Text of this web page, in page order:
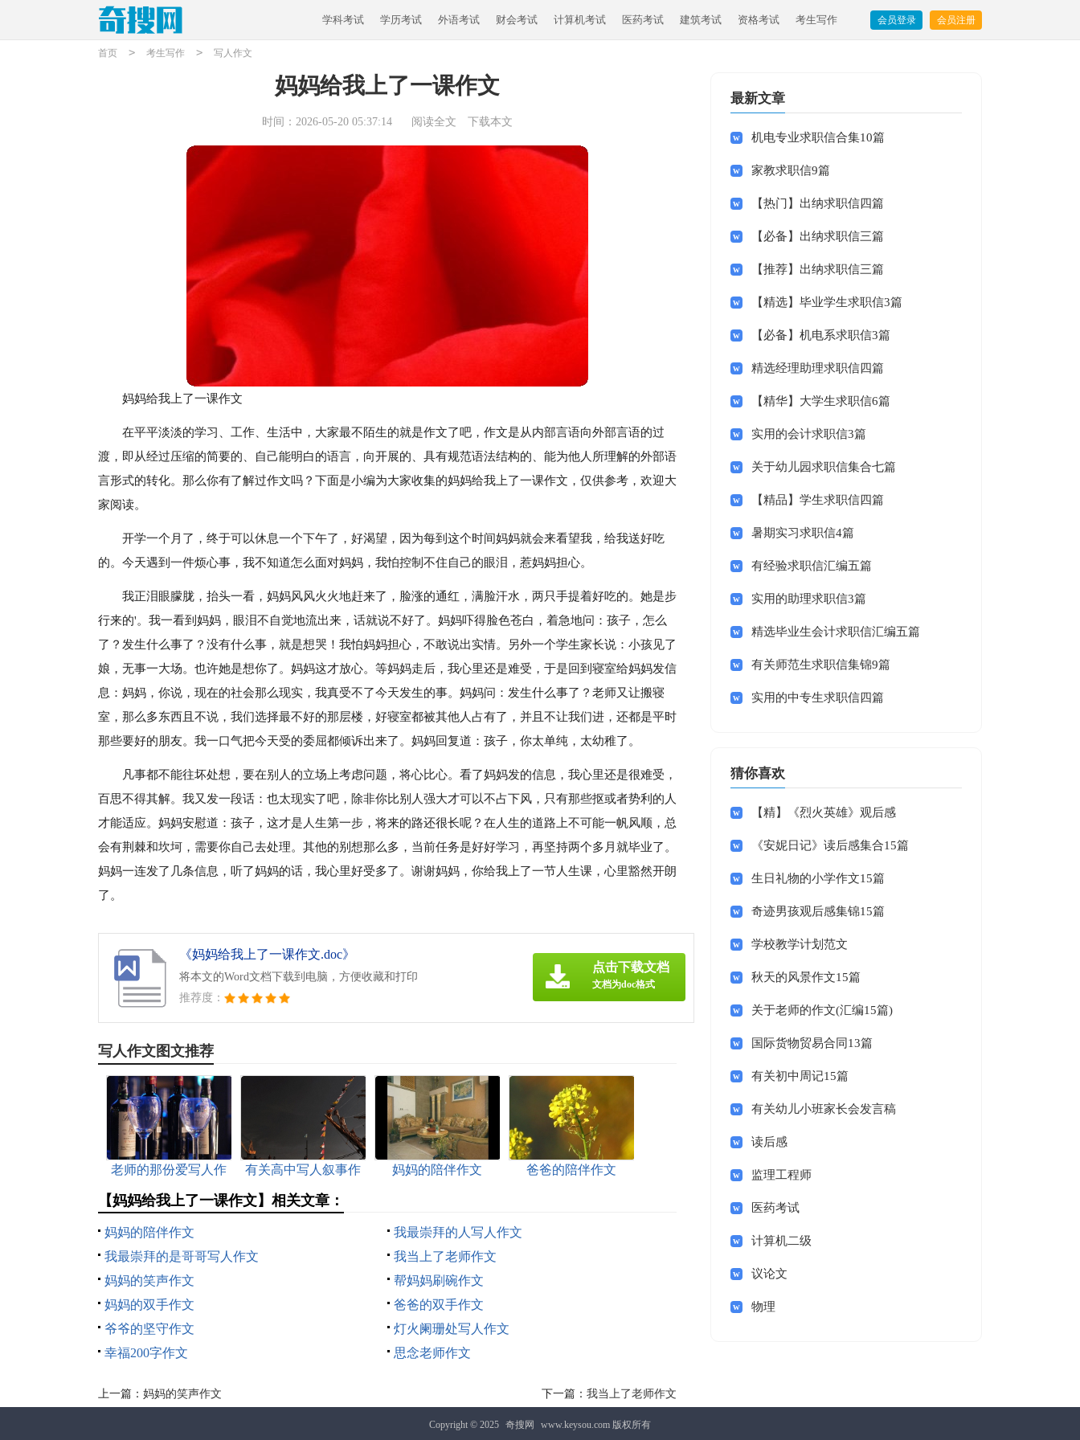
学科考试 学历考试 外语考试 财会考试 计算机考试 医药考试 建筑考试 资格考试 考生写作 会员登录 会员注册
首页 > 考生写作 > 写人作文
妈妈给我上了一课作文
时间：2026-05-20 05:37:14 阅读全文 下载本文
妈妈给我上了一课作文
在平平淡淡的学习、工作、生活中，大家最不陌生的就是作文了吧，作文是从内部言语向外部言语的过
渡，即从经过压缩的简要的、自己能明白的语言，向开展的、具有规范语法结构的、能为他人所理解的外部语
言形式的转化。那么你有了解过作文吗？下面是小编为大家收集的妈妈给我上了一课作文，仅供参考，欢迎大
家阅读。
开学一个月了，终于可以休息一个下午了，好渴望，因为每到这个时间妈妈就会来看望我，给我送好吃
的。今天遇到一件烦心事，我不知道怎么面对妈妈，我怕控制不住自己的眼泪，惹妈妈担心。
我正泪眼朦胧，抬头一看，妈妈风风火火地赶来了，脸涨的通红，满脸汗水，两只手提着好吃的。她是步
行来的'。我一看到妈妈，眼泪不自觉地流出来，话就说不好了。妈妈吓得脸色苍白，着急地问：孩子，怎么
了？发生什么事了？没有什么事，就是想哭！我怕妈妈担心，不敢说出实情。另外一个学生家长说：小孩见了
娘，无事一大场。也许她是想你了。妈妈这才放心。等妈妈走后，我心里还是难受，于是回到寝室给妈妈发信
息：妈妈，你说，现在的社会那么现实，我真受不了今天发生的事。妈妈问：发生什么事了？老师又让搬寝
室，那么多东西且不说，我们选择最不好的那层楼，好寝室都被其他人占有了，并且不让我们进，还都是平时
那些要好的朋友。我一口气把今天受的委屈都倾诉出来了。妈妈回复道：孩子，你太单纯，太幼稚了。
凡事都不能往坏处想，要在别人的立场上考虑问题，将心比心。看了妈妈发的信息，我心里还是很难受，
百思不得其解。我又发一段话：也太现实了吧，除非你比别人强大才可以不占下风，只有那些抠或者势利的人
才能适应。妈妈安慰道：孩子，这才是人生第一步，将来的路还很长呢？在人生的道路上不可能一帆风顺，总
会有荆棘和坎坷，需要你自己去处理。其他的别想那么多，当前任务是好好学习，再坚持两个多月就毕业了。
妈妈一连发了几条信息，听了妈妈的话，我心里好受多了。谢谢妈妈，你给我上了一节人生课，心里豁然开朗
了。
《妈妈给我上了一课作文.doc》
将本文的Word文档下载到电脑，方便收藏和打印
推荐度：
点击下载文档
文档为doc格式
写人作文图文推荐
老师的那份爱写人作
有关高中写人叙事作
妈妈的陪伴作文 爸爸的陪伴作文
【妈妈给我上了一课作文】相关文章：
妈妈的陪伴作文
我最崇拜的人写人作文
我最崇拜的是哥哥写人作文
我当上了老师作文
妈妈的笑声作文
帮妈妈刷碗作文
妈妈的双手作文
爸爸的双手作文
爷爷的坚守作文
灯火阑珊处写人作文
幸福200字作文
思念老师作文
上一篇： 妈妈的笑声作文 下一篇： 我当上了老师作文
最新文章
机电专业求职信合集10篇
家教求职信9篇
【热门】出纳求职信四篇
【必备】出纳求职信三篇
【推荐】出纳求职信三篇
【精选】毕业学生求职信3篇
【必备】机电系求职信3篇
精选经理助理求职信四篇
【精华】大学生求职信6篇
实用的会计求职信3篇
关于幼儿园求职信集合七篇
【精品】学生求职信四篇
暑期实习求职信4篇
有经验求职信汇编五篇
实用的助理求职信3篇
精选毕业生会计求职信汇编五篇
有关师范生求职信集锦9篇
实用的中专生求职信四篇
猜你喜欢
【精】《烈火英雄》观后感
《安妮日记》读后感集合15篇
生日礼物的小学作文15篇
奇迹男孩观后感集锦15篇
学校教学计划范文
秋天的风景作文15篇
关于老师的作文(汇编15篇)
国际货物贸易合同13篇
有关初中周记15篇
有关幼儿小班家长会发言稿
读后感
监理工程师
医药考试
计算机二级
议论文
物理
Copyright © 2025 奇搜网 www.keysou.com 版权所有